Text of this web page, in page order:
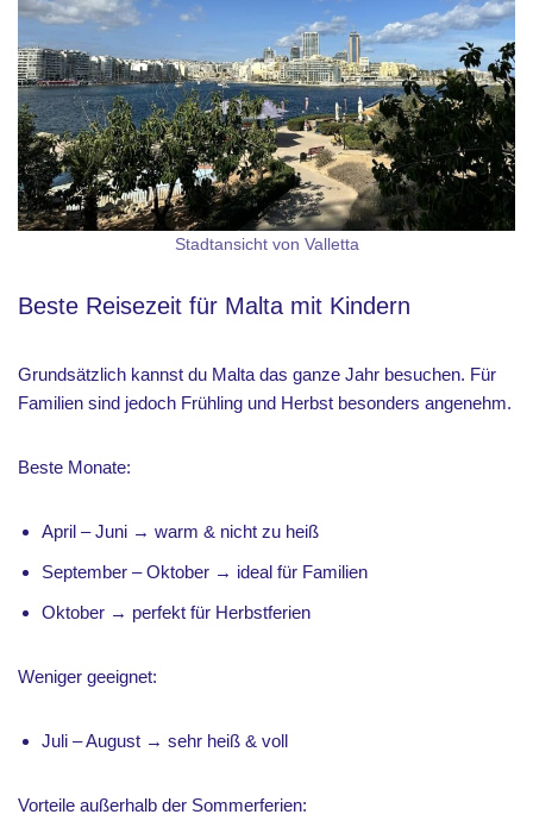
Stadtansicht von Valletta
Beste Reisezeit für Malta mit Kindern
Grundsätzlich kannst du Malta das ganze Jahr besuchen. Für
Familien sind jedoch Frühling und Herbst besonders angenehm.
Beste Monate:
April – Juni → warm & nicht zu heiß
September – Oktober → ideal für Familien
Oktober → perfekt für Herbstferien
Weniger geeignet:
Juli – August → sehr heiß & voll
Vorteile außerhalb der Sommerferien: